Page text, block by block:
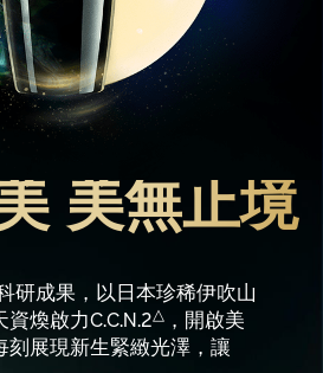
美無止境
研成果，以日本珍稀伊吹山
煥啟力C.C.N.2△，開啟美
刻展現新生緊緻光澤，讓